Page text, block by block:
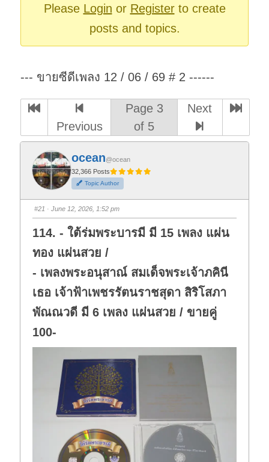
Please Login or Registerto create
posts and topics.
--- ขายซีดีเพลง 12 / 06 / 69 # 2 ------
Previous
Page 3
of 5
Next
ocean@ocean
32,366 Posts
Topic Author
#21 · June 12, 2026, 1:52 pm
114. - ใต้ร่มพระบารมี มี 15 เพลง แผ่น
ทอง แผ่นสวย /
- เพลงพระอนุสาณ์ สมเด็จพระเจ้าภคินี
เธอ เจ้าฟ้าเพชรรัตนราชสุดา สิริโสภา
พัณณวดี มี 6 เพลง แผ่นสวย / ขายคู่
100-